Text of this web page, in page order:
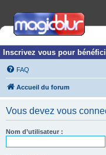
Inscrivez vous pour
FAQ
Accueil du forum
Vous devez vous
Nom d’utilisateur :